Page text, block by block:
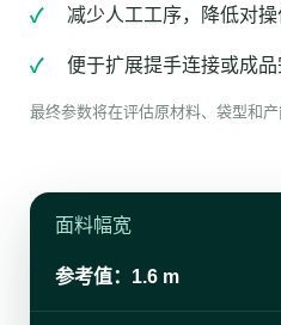
减少人工工序，降低对操
便于扩展提手连接或成品
最终参数将在评估原材料、袋型和产
面料幅宽
参考值：1.6 m